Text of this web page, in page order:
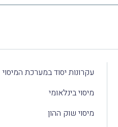
עקרונות יסוד במערכת המיסוי
מיסוי בינלאומי
מיסוי שוק ההון